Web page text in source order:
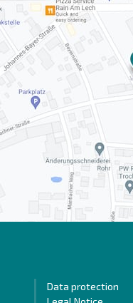
Data protection